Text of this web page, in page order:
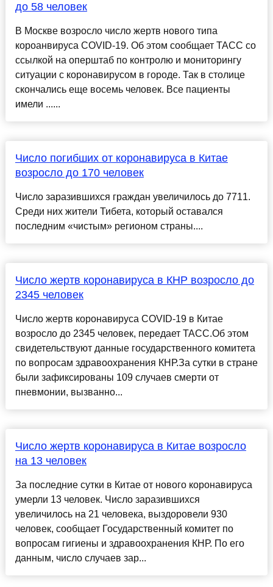
до 58 человек
В Москве возросло число жертв нового типа
короанвируса COVID-19. Об этом сообщает ТАСС со
ссылкой на оперштаб по контролю и мониторингу
ситуации с коронавирусом в городе. Так в столице
скончались еще восемь человек. Все пациенты
имели ......
Число погибших от коронавируса в Китае
возросло до 170 человек
Число заразившихся граждан увеличилось до 7711.
Среди них жители Тибета, который оставался
последним «чистым» регионом страны....
Число жертв коронавируса в КНР возросло до
2345 человек
Число жертв коронавируса COVID-19 в Китае
возросло до 2345 человек, передает ТАСС.Об этом
свидетельствуют данные государственного комитета
по вопросам здравоохранения КНР.За сутки в стране
были зафиксированы 109 случаев смерти от
пневмонии, вызванно...
Число жертв коронавируса в Китае возросло
на 13 человек
За последние сутки в Китае от нового коронавируса
умерли 13 человек. Число заразившихся
увеличилось на 21 человека, выздоровели 930
человек, сообщает Государственный комитет по
вопросам гигиены и здравоохранения КНР. По его
данным, число случаев зар...